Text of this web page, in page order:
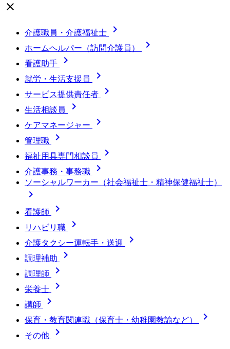
close
介護職員・介護福祉士 
ホームヘルパー（訪問介護員） 
看護助手 
就労・生活支援員 
サービス提供責任者 
生活相談員 
ケアマネージャー 
管理職 
福祉用具専門相談員 
介護事務・事務職 
ソーシャルワーカー（社会福祉士・精神保健福祉士）

看護師 
リハビリ職 
介護タクシー運転手・送迎 
調理補助 
調理師 
栄養士 
講師 
保育・教育関連職（保育士・幼稚園教諭など） 
その他
